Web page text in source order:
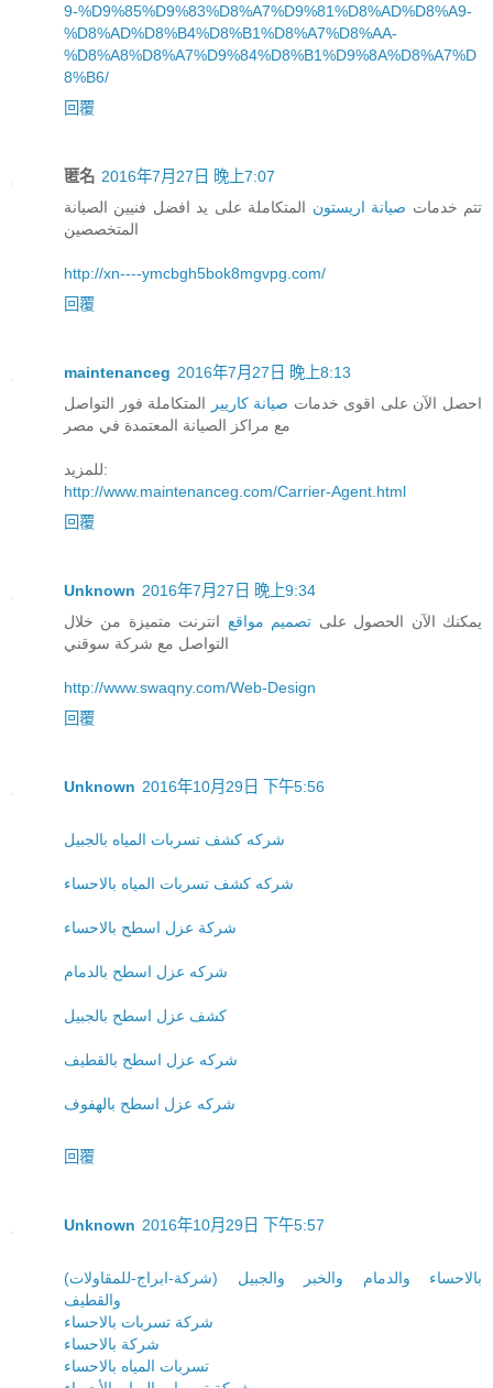
9-%D9%85%D9%83%D8%A7%D9%81%D8%AD%D8%A9-
%D8%AD%D8%B4%D8%B1%D8%A7%D8%AA-
%D8%A8%D8%A7%D9%84%D8%B1%D9%8A%D8%A7%D
8%B6/
回覆
匿名 2016年7月27日 晚上7:07
تتم خدمات صيانة اريستون المتكاملة على يد افضل فنيين الصيانة
المتخصصين
http://xn----ymcbgh5bok8mgvpg.com/
回覆
maintenanceg 2016年7月27日 晚上8:13
احصل الآن على اقوى خدمات صيانة كاريير
المتكاملة فور التواصل
مع مراكز الصيانة المعتمدة في مصر
للمزيد:
http://www.maintenanceg.com/Carrier-Agent.html
回覆
Unknown 2016年7月27日 晚上9:34
يمكنك الآن الحصول على تصميم مواقع انترنت متميزة من خلال
التواصل مع شركة سوقني
http://www.swaqny.com/Web-Design
回覆
Unknown 2016年10月29日 下午5:56
شركه كشف تسربات المياه بالجبيل
شركه كشف تسربات المياه بالاحساء
شركة عزل اسطح بالاحساء
شركه عزل اسطح بالدمام
كشف عزل اسطح بالجبيل
شركه عزل اسطح بالقطيف
شركه عزل اسطح بالهفوف
回覆
Unknown 2016年10月29日 下午5:57
(شركة-ابراج-للمقاولات) بالاحساء والدمام والخبر والجبيل
والقطيف
شركة تسربات بالاحساء
شركة بالاحساء
تسربات المياه بالاحساء